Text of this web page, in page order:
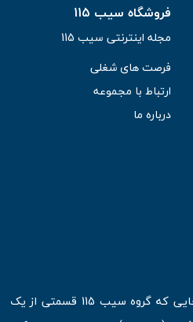
فروشگاه سیب 115
مجله اینترنتی سیب 115
فرصت های شغلی
ارتباط با مجموعه
درباره ما
فروشگاه اینترنتی سیب 115 در اولین روزهای شروع قرن جدید ( فروردین 1401) کار خود را آغاز کرد. از آنجایی که گروه سیب 115 قسمتی از یک